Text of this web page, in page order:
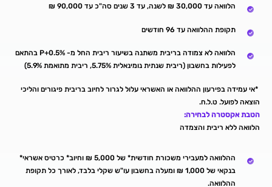
הלוואה עד 30,000 ₪ לשנה, עד 3 שנים סה"כ עד 90,000 ₪
תקופת ההלוואה עד 96 חודשים
הלוואה לא צמודה בריבית משתנה בשיעור ריבית החל מ- P+0.5% בהתאם
לפעילות בחשבון (ריבית שנתית נומינאלית 5.75%, ריבית מתואמת 5.9%)
*אי עמידה בפירעון ההלוואה או האשראי עלול לגרור לחיוב בריבית פיגורים והליכי
הוצאה לפועל. ט.ל.ח.
הטבת אקסטרה לבחירה:
הלוואה ללא ריבית והצמדה
ההלוואה למעבירי משכורת חודשית* של 5,000 ₪ וחיוב* כרטיס אשראי*
בנקאי של 1,000 ₪ ומעלה בחשבון עו"ש שקלי בלבד, לאורך כל תקופת
ההלוואה.